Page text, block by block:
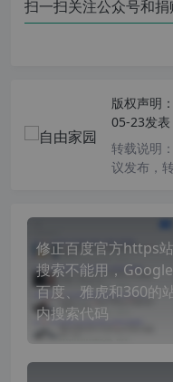
扫一扫关注公众号和捐
版权声明：
05-23发表
转载说明：
议发布，
修正百度官方https
搜索不能用，
百度、雅虎和360的
内搜索代码